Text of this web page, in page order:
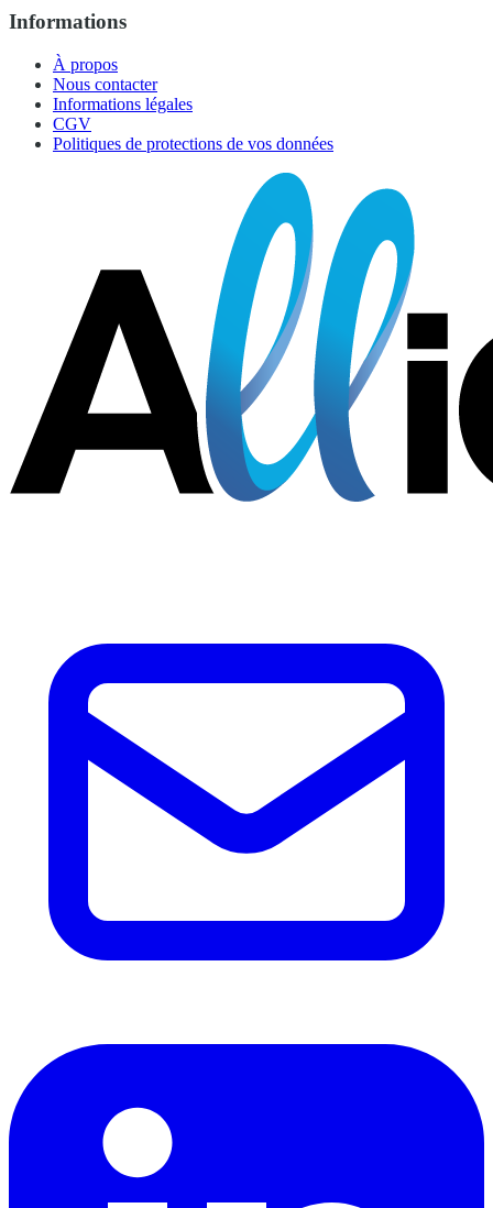
Informations
À propos
Nous contacter
Informations légales
CGV
Politiques de protections de vos données